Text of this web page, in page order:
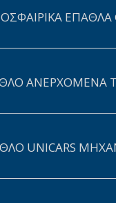
ΕΠΑΘΛΑ
ΑΝΕΡΧΟΜΕΝΑ
UNICARS